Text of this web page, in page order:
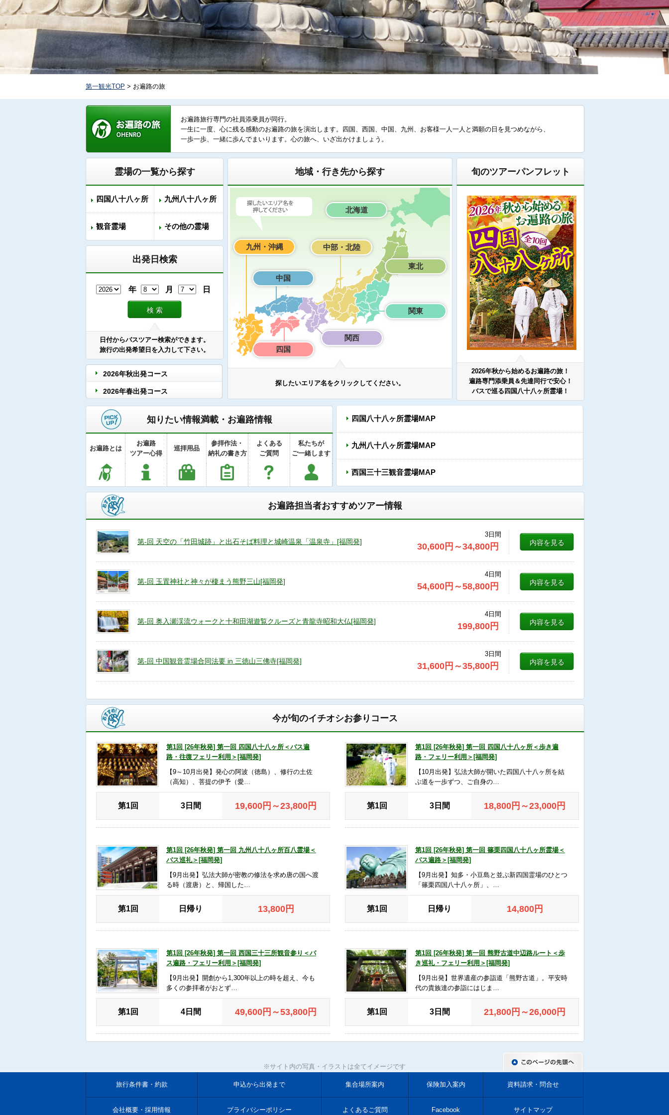
第一観光TOP > お遍路の旅
お遍路旅行専門の社員添乗員が同行。
一生に一度、心に残る感動のお遍路の旅を演出します。四国、西国、中国、九州、お客様一人一人と満願の日を見つめながら、
一歩一歩、一緒に歩んでまいります。心の旅へ、いざ出かけましょう。
霊場の一覧から探す
四国八十八ヶ所 九州八十八ヶ所
観音霊場 その他の霊場
出発日検索
年 月 日
検 索
日付からバスツアー検索ができます。
旅行の出発希望日を入力して下さい。
2026年秋出発コース
2026年春出発コース
地域・行き先から探す
北海道
中部・北陸
東北
関東
関西
中国
四国
九州・沖縄
探したいエリア名をクリックしてください。
旬のツアーパンフレット
2026年秋から始めるお遍路の旅！
遍路専門添乗員＆先達同行で安心！
バスで巡る四国八十八ヶ所霊場！
知りたい情報満載・お遍路情報
お遍路とは
お遍路
ツアー心得
巡拝用品
参拝作法・
納礼の書き方
よくある
ご質問
私たちが
ご一緒します
四国八十八ヶ所霊場MAP
九州八十八ヶ所霊場MAP
西国三十三観音霊場MAP
お遍路担当者おすすめツアー情報
第-回 天空の「竹田城跡」と出石そば料理と城崎温泉「温泉寺」[福岡発]
3日間
30,600 円 ～34,800 円 内容を見る
第-回 玉置神社と神々が棲まう熊野三山[福岡発]
4日間
54,600 円 ～58,800 円 内容を見る
第-回 奥入瀬渓流ウォークと十和田湖遊覧クルーズと青龍寺昭和大仏[福岡発]
4日間
199,800 円 内容を見る
第-回 中国観音霊場合同法要 in 三徳山三佛寺[福岡発]
3日間
31,600 円 ～35,800 円 内容を見る
今が旬のイチオシお参りコース
第1回 [26年秋発] 第一回 四国八十八ヶ所＜バス遍
路・往復フェリー利用＞[福岡発]
【9～10月出発】発心の阿波（徳島）、修行の土佐
（高知）、菩提の伊予（愛…
第1回 3日間 19,600 円 ～23,800 円
第1回 [26年秋発] 第一回 四国八十八ヶ所＜歩き遍
路・フェリー利用＞[福岡発]
【10月出発】弘法大師が開いた四国八十八ヶ所を結
ぶ道を一歩ずつ、ご自身の…
第1回 3日間 18,800 円 ～23,000 円
第1回 [26年秋発] 第一回 九州八十八ヶ所百八霊場＜
バス巡礼＞[福岡発]
【9月出発】弘法大師が密教の修法を求め唐の国へ渡
る時（渡唐）と、帰国した…
第1回 日帰り 13,800円
第1回 [26年秋発] 第一回 篠栗四国八十八ヶ所霊場＜
バス遍路＞[福岡発]
【9月出発】知多・小豆島と並ぶ新四国霊場のひとつ
「篠栗四国八十八ヶ所」、…
第1回 日帰り 14,800円
第1回 [26年秋発] 第一回 西国三十三所観音参り＜バ
ス遍路・フェリー利用＞[福岡発]
【9月出発】開創から1,300年以上の時を超え、今も
多くの参拝者がおとず…
第1回 4日間 49,600 円 ～53,800 円
第1回 [26年秋発] 第一回 熊野古道中辺路ルート＜歩
き巡礼・フェリー利用＞[福岡発]
【9月出発】世界遺産の参詣道「熊野古道」。平安時
代の貴族達の参詣にはじま…
第1回 3日間 21,800 円 ～26,000 円
※サイト内の写真・イラストは全てイメージです
旅行条件書・約款 申込から出発まで 集合場所案内 保険加入案内 資料請求・問合せ
会社概要・採用情報 プライバシーポリシー よくあるご質問 Facebook サイトマップ